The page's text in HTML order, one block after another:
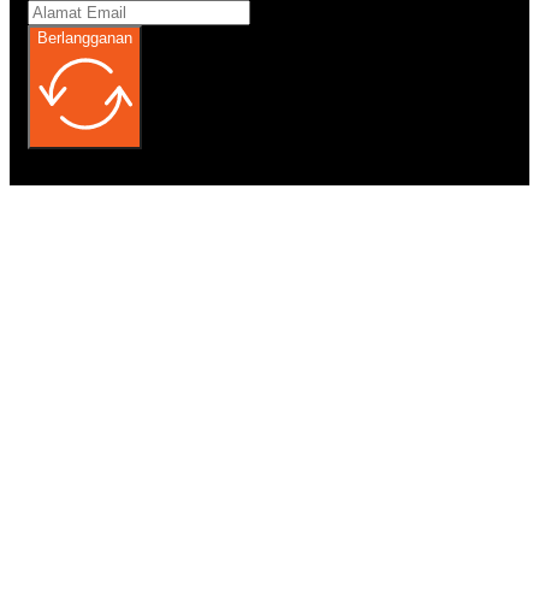
Berlangganan